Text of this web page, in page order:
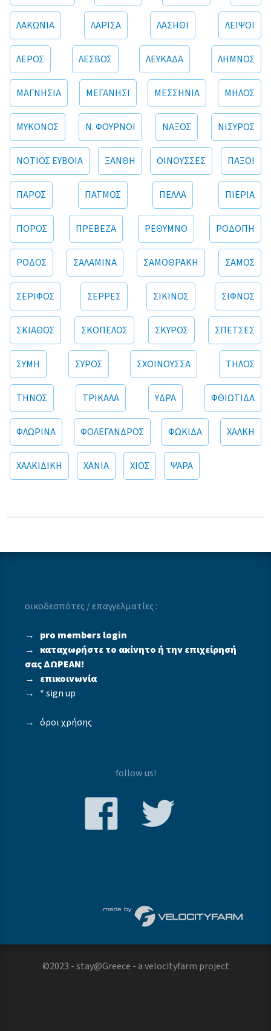
ΛΑΚΩΝΙΑ ΛΑΡΙΣΑ ΛΑΣΗΘΙ ΛΕΙΨΟΙ
ΛΕΡΟΣ ΛΕΣΒΟΣ ΛΕΥΚΑΔΑ ΛΗΜΝΟΣ
ΜΑΓΝΗΣΙΑ ΜΕΓΑΝΗΣΙ ΜΕΣΣΗΝΙΑ ΜΗΛΟΣ
ΜΥΚΟΝΟΣ Ν. ΦΟΥΡΝΟΙ ΝΑΞΟΣ ΝΙΣΥΡΟΣ
ΝΟΤΙΟΣ ΕΥΒΟΙΑ ΞΑΝΘΗ ΟΙΝΟΥΣΣΕΣ ΠΑΞΟΙ
ΠΑΡΟΣ ΠΑΤΜΟΣ ΠΕΛΛΑ ΠΙΕΡΙΑ
ΠΟΡΟΣ ΠΡΕΒΕΖΑ ΡΕΘΥΜΝΟ ΡΟΔΟΠΗ
ΡΟΔΟΣ ΣΑΛΑΜΙΝΑ ΣΑΜΟΘΡΑΚΗ ΣΑΜΟΣ
ΣΕΡΙΦΟΣ ΣΕΡΡΕΣ ΣΙΚΙΝΟΣ ΣΙΦΝΟΣ
ΣΚΙΑΘΟΣ ΣΚΟΠΕΛΟΣ ΣΚΥΡΟΣ ΣΠΕΤΣΕΣ
ΣΥΜΗ ΣΥΡΟΣ ΣΧΟΙΝΟΥΣΣΑ ΤΗΛΟΣ
ΤΗΝΟΣ ΤΡΙΚΑΛΑ ΥΔΡΑ ΦΘΙΩΤΙΔΑ
ΦΛΩΡΙΝΑ ΦΟΛΕΓΑΝΔΡΟΣ ΦΩΚΙΔΑ ΧΑΛΚΗ
ΧΑΛΚΙΔΙΚΗ ΧΑΝΙΑ ΧΙΟΣ ΨΑΡΑ
οικοδεσπότες / επαγγελματίες :
→ pro members login
→καταχωρήστε το ακίνητο ή την επιχείρησή
σας ΔΩΡΕΑΝ!
→ επικοινωνία
→ * sign up
→όροι χρήσης
follow us!
©2023 - stay@Greece - avelocityfarm project